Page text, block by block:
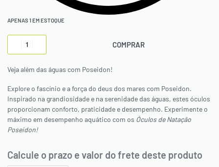
APENAS 1 EM ESTOQUE
COMPRAR
Veja além das águas com Poseidon!
Explore o fascínio e a força do deus dos mares com Poseidon.
Inspirado na grandiosidade e na serenidade das águas, estes óculos
proporcionam conforto, praticidade e desempenho. Experimente o
máximo em desempenho aquático com os Óculos de Natação
Poseidon!
Calcule o prazo e valor do frete deste produto